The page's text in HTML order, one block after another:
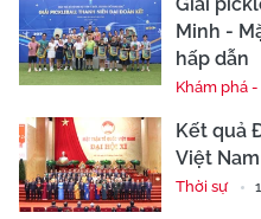
Minh -
hấp dẫn
Khám phá
Kết quả
Việt
Thời sự